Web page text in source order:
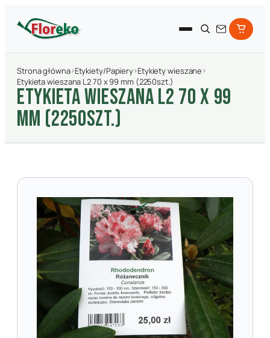
Strona główna›Etykiety/Papiery›Etykiety wieszane›
Etykieta wieszana L2 70 x 99 mm (2250szt.)
ETYKIETA WIESZANA L2 70 X 99
MM (2250SZT.)